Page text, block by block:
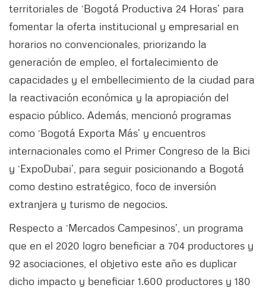
territoriales de ‘Bogotá Productiva 24 Horas’ para
fomentar la oferta institucional y empresarial en
horarios no convencionales, priorizando la
generación de empleo, el fortalecimiento de
capacidades y el embellecimiento de la ciudad para
la reactivación económica y la apropiación del
espacio público. Además, mencionó programas
como ‘Bogotá Exporta Más’ y encuentros
internacionales como el Primer Congreso de la Bici
y ‘ExpoDubai’, para seguir posicionando a Bogotá
como destino estratégico, foco de inversión
extranjera y turismo de negocios.
Respecto a ‘Mercados Campesinos’, un programa
que en el 2020 logro beneficiar a 704 productores y
92 asociaciones, el objetivo este año es duplicar
dicho impacto y beneficiar 1.600 productores y 180